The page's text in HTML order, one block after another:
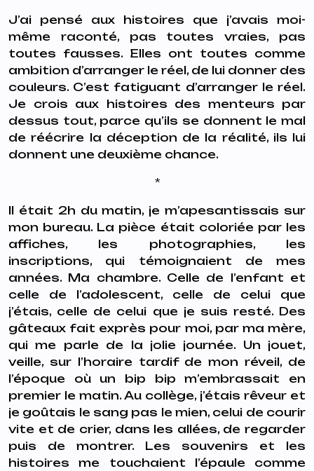
J’ai pensé aux histoires que j’avais moi-
même raconté, pas toutes vraies, pas
toutes fausses. Elles ont toutes comme
ambition d’arranger le réel, de lui donner des
couleurs. C’est fatiguant d’arranger le réel.
Je crois aux histoires des menteurs par
dessus tout, parce qu’ils se donnent le mal
de réécrire la déception de la réalité, ils lui
donnent une deuxième chance.
*
Il était 2h du matin, je m’apesantissais sur
mon bureau. La pièce était coloriée par les
affiches, les photographies, les
inscriptions, qui témoignaient de mes
années. Ma chambre. Celle de l’enfant et
celle de l’adolescent, celle de celui que
j’étais, celle de celui que je suis resté. Des
gâteaux fait exprès pour moi, par ma mère,
qui me parle de la jolie journée. Un jouet,
veille, sur l’horaire tardif de mon réveil, de
l’époque où un bip bip m’embrassait en
premier le matin. Au collège, j’étais rêveur et
je goûtais le sang pas le mien, celui de courir
vite et de crier, dans les allées, de regarder
puis de montrer. Les souvenirs et les
histoires me touchaient l’épaule comme